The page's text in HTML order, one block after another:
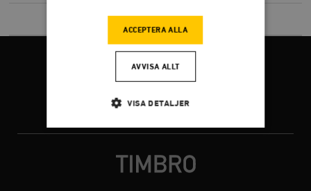
FÖLJ OSS
ACCEPTERA ALLA
AVVISA ALLT
VISA DETALJER
Strikt nödvändigt Analys
Marknadsföring Funktioner